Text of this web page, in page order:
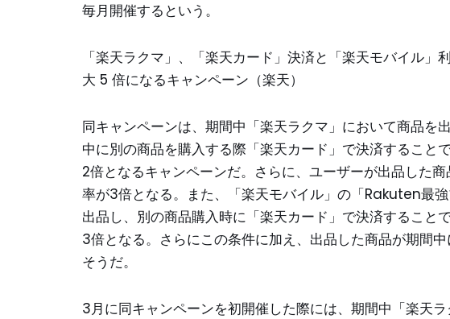
毎月開催するという。
「楽天ラクマ」、「楽天カード」決済と「楽天モバイル
大 5 倍になるキャンペーン（楽天）
同キャンペーンは、期間中「楽天ラクマ」において商品を
中に別の商品を購入する際「楽天カード」で決済すること
2倍となるキャンペーンだ。さらに、ユーザーが出品した
率が3倍となる。また、「楽天モバイル」の「Rakuten最
出品し、別の商品購入時に「楽天カード」で決済すること
3倍となる。さらにこの条件に加え、出品した商品が期間
そうだ。
3月に同キャンペーンを初開催した際には、期間中「楽天